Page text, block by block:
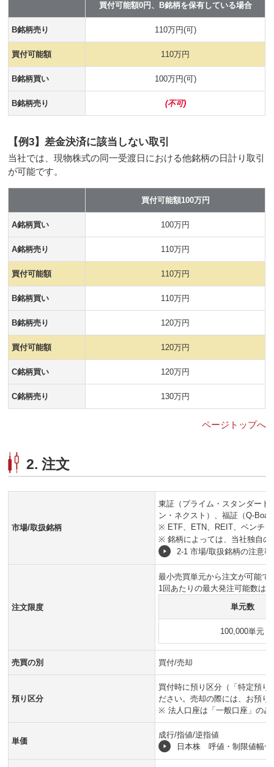
買付可能額0円、B銘柄を保有している場合
B銘柄売り 110万円(可)
買付可能額 110万円
B銘柄買い 100万円(可)
B銘柄売り (不可)
【例3】差金決済に該当しない取引
当社では、現物株式の同一受渡日における他銘柄の日計り取引
が可能です。
買付可能額100万円
A銘柄買い 100万円
A銘柄売り 110万円
買付可能額 110万円
B銘柄買い 110万円
B銘柄売り 120万円
買付可能額 120万円
C銘柄買い 120万円
C銘柄売り 130万円
ページトップへ
2. 注文
市場/取扱銘柄
東証（プライム・スタンダード
ン・ネクスト）、福証（Q-
※ ETF、ETN、REIT、ベンチ
※ 銘柄によっては、当社独自
2-1 市場/取扱銘柄の注意事
注文限度
最小売買単元から注文が可能で
1回あたりの最大発注可能数は
単元数
100,000単元
売買の別 買付/売却
預り区分
買付時に預り区分（「特定預
ださい。売却の際には、お預
※ 法人口座は「一般口座」の
単価
成行/指値/逆指値
日本株 呼値・制限値幅一